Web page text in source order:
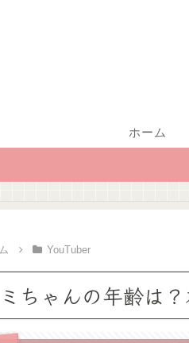
ホーム
YouTuber
ちゃんの年齢は